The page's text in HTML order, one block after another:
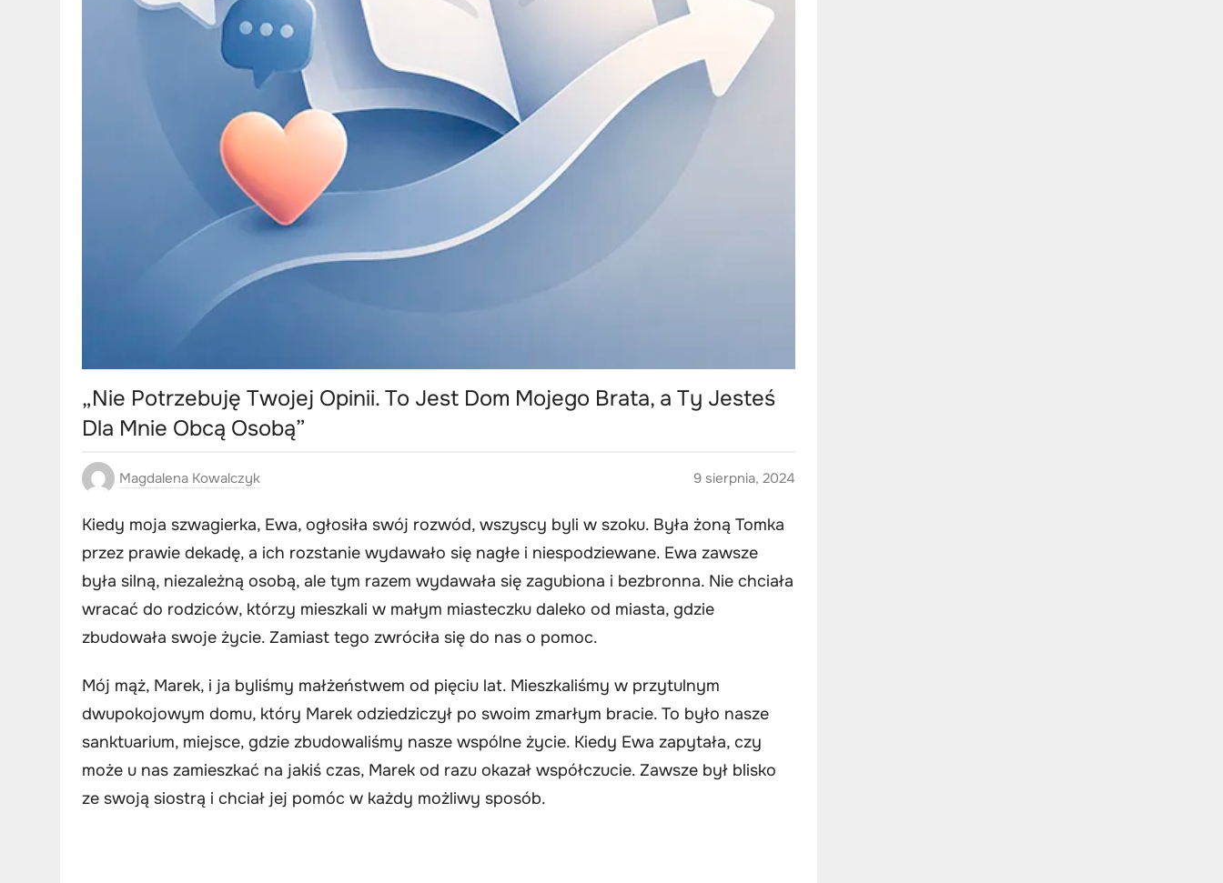
„Nie Potrzebuję Twojej Opinii. To Jest Dom Mojego Brata, a Ty Jesteś
Dla Mnie Obcą Osobą”
Magdalena Kowalczyk 9 sierpnia, 2024
Kiedy moja szwagierka, Ewa, ogłosiła swój rozwód, wszyscy byli w szoku. Była żoną Tomka
przez prawie dekadę, a ich rozstanie wydawało się nagłe i niespodziewane. Ewa zawsze
była silną, niezależną osobą, ale tym razem wydawała się zagubiona i bezbronna. Nie chciała
wracać do rodziców, którzy mieszkali w małym miasteczku daleko od miasta, gdzie
zbudowała swoje życie. Zamiast tego zwróciła się do nas o pomoc.
Mój mąż, Marek, i ja byliśmy małżeństwem od pięciu lat. Mieszkaliśmy w przytulnym
dwupokojowym domu, który Marek odziedziczył po swoim zmarłym bracie. To było nasze
sanktuarium, miejsce, gdzie zbudowaliśmy nasze wspólne życie. Kiedy Ewa zapytała, czy
może u nas zamieszkać na jakiś czas, Marek od razu okazał współczucie. Zawsze był blisko
ze swoją siostrą i chciał jej pomóc w każdy możliwy sposób.